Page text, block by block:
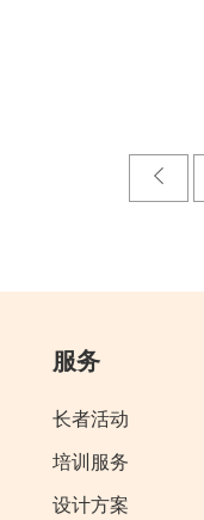
服务
长者活动
培训服务
设计方案